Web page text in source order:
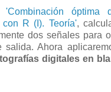
'Combinación óptima
R (I). Teoría',
dos señales para
salida. Ahora
digitales en